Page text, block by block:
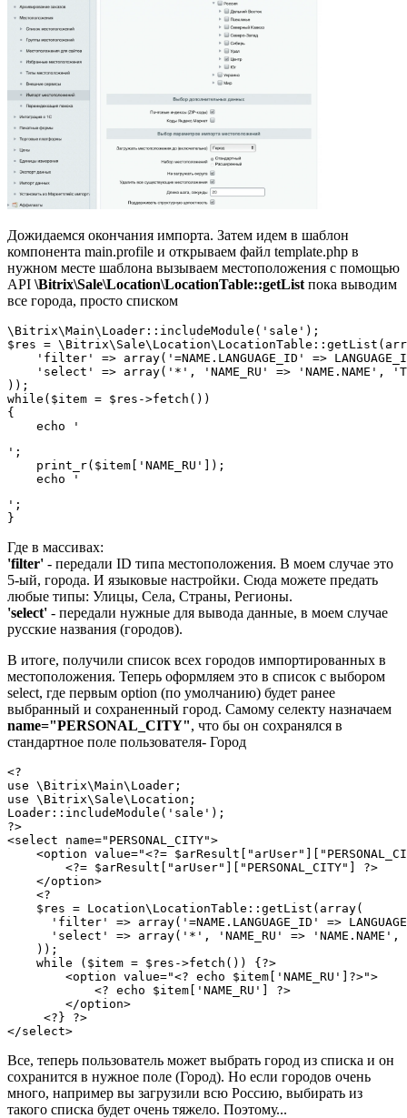
Дожидаемся окончания импорта. Затем идем в шаблон
компонента main.profile и открываем файл template.php в
нужном месте шаблона вызываем местоположения с помощью
API \Bitrix\Sale\Location\LocationTable::getList пока выводим
все города, просто списком
\Bitrix\Main\Loader::includeModule('sale');
$res =
'filter' => array('=NAME.LANGUAGE_ID' =>
'select' => array('*', 'NAME_RU' => 'NAME.NAME',
));
while($item = $res->fetch())
{
    echo '
';
    print_r($item['NAME_RU']);
    echo '
';
}
Где в массивах:
'filter' - передали ID типа местоположения. В моем случае это
5-ый, города. И языковые настройки. Сюда можете предать
любые типы: Улицы, Села, Страны, Регионы.
'select' - передали нужные для вывода данные, в моем случае
русские названия (городов).
В итоге, получили список всех городов импортированных в
местоположения. Теперь оформляем это в список c выбором
select, где первым option (по умолчанию) будет ранее
выбранный и сохраненный город. Самому селекту назначаем
name="PERSONAL_CITY", что бы он сохранялся в
стандартное поле пользователя- Город
<?
use \Bitrix\Main\Loader;
use \Bitrix\Sale\Location;
Loader::includeModule('sale');
?>
<select name="PERSONAL_CITY">
<option value="<?=
        <?= $arResult["arUser"]["PERSONAL_CITY"] ?>
    </option>
    <?
    $res = Location\LocationTable::getList(array(
'filter' => array('=NAME.LANGUAGE_ID' =>
'select' => array('*', 'NAME_RU' => 'NAME.NAME',
    ));
    while ($item = $res->fetch()) {?>
        <option value="<? echo $item['NAME_RU']?>">
            <? echo $item['NAME_RU'] ?>
        </option>
     <?} ?>
</select>
Все, теперь пользователь может выбрать город из списка и он
сохранится в нужное поле (Город). Но если городов очень
много, например вы загрузили всю Россию, выбирать из
такого списка будет очень тяжело. Поэтому...